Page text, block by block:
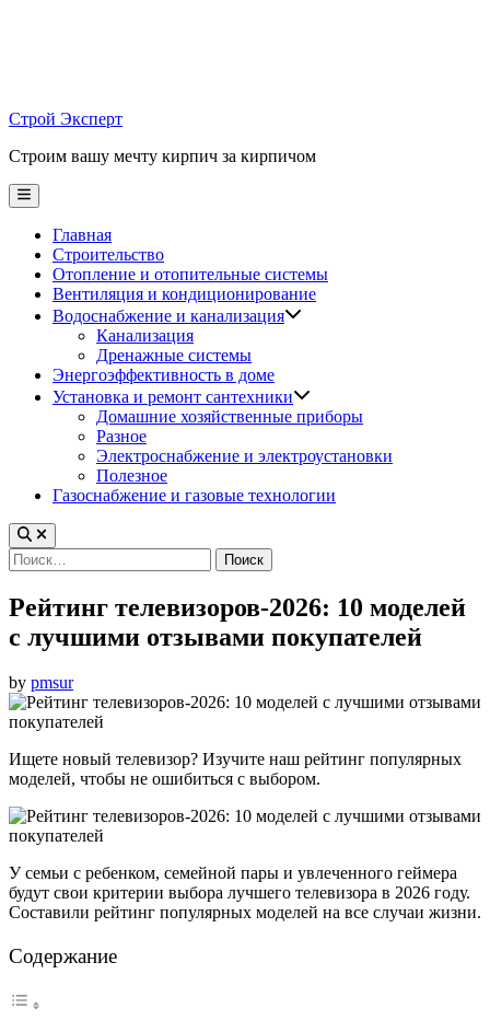
Строй Эксперт
Строим вашу мечту кирпич за кирпичом
Main
Menu
Главная
Строительство
Отопление и отопительные системы
Вентиляция и кондиционирование
Водоснабжение и канализация
Канализация
Дренажные системы
Энергоэффективность в доме
Установка и ремонт сантехники
Домашние хозяйственные приборы
Разное
Электроснабжение и электроустановки
Полезное
Газоснабжение и газовые технологии
Найти:
Рейтинг телевизоров-2026: 10 моделей
с лучшими отзывами покупателей
by pmsur
Ищете новый телевизор? Изучите наш рейтинг популярных
моделей, чтобы не ошибиться с выбором.
У семьи с ребенком, семейной пары и увлеченного геймера
будут свои критерии выбора лучшего телевизора в 2026 году.
Составили рейтинг популярных моделей на все случаи жизни.
Содержание